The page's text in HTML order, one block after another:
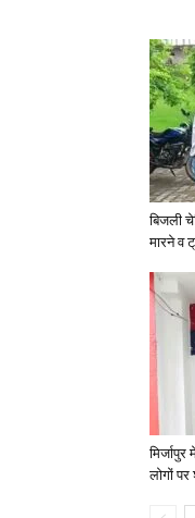
बिजली
मारने व
लोगों पर